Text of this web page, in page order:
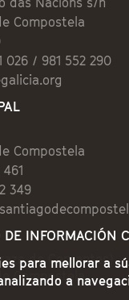
Compostela
026 / 981 552 290
Compostela
349
INFORMACIÓN
de Cervantes)
Compostela
para mellorar a
a